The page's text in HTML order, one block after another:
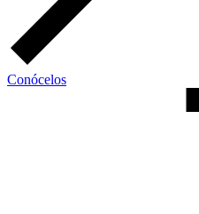
Conócelos